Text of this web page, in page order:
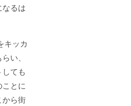
るは
キッカ
い、
ても
とに
から街